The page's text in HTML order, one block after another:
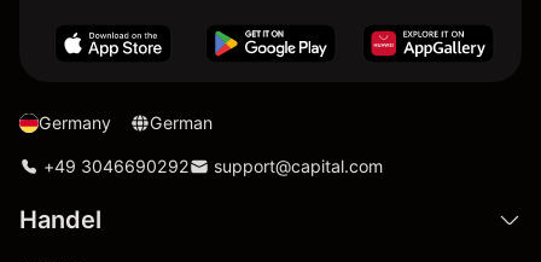
Germany German
+49 3046690292 support@capital.com
Handel